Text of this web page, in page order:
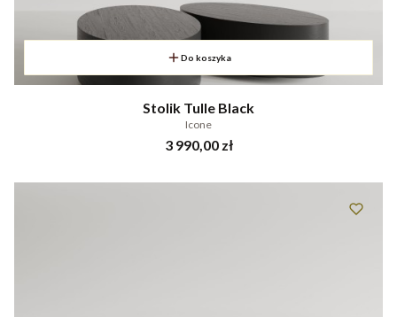
Do koszyka
Stolik Tulle Black
Icone
Cena
3 990,00 zł